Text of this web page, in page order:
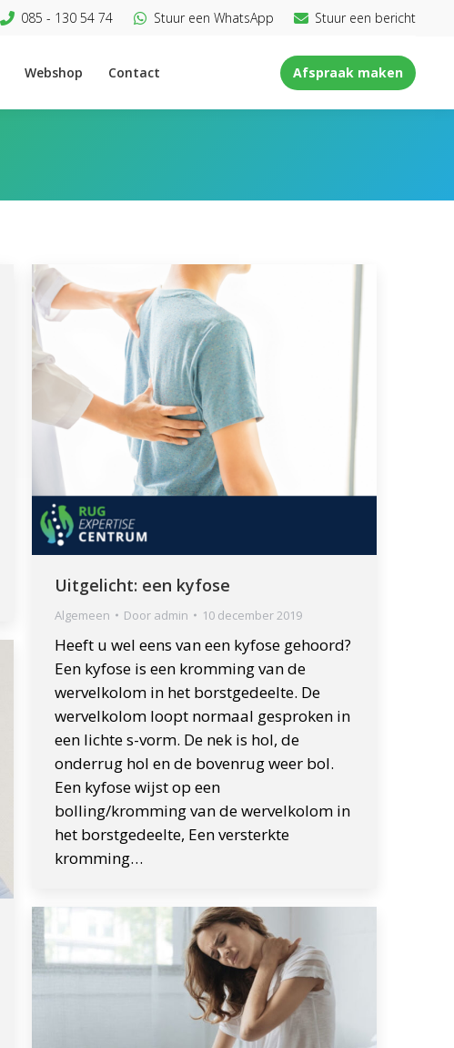
085 - 130 54 74 Stuur een WhatsApp Stuur een bericht
Webshop Contact Afspraak maken
Uitgelicht: een kyfose
Algemeen Door admin 10 december 2019
Heeft u wel eens van een kyfose gehoord?
Een kyfose is een kromming van de
wervelkolom in het borstgedeelte. De
wervelkolom loopt normaal gesproken in
een lichte s-vorm. De nek is hol, de
onderrug hol en de bovenrug weer bol.
Een kyfose wijst op een
bolling/kromming van de wervelkolom in
het borstgedeelte, Een versterkte
kromming…